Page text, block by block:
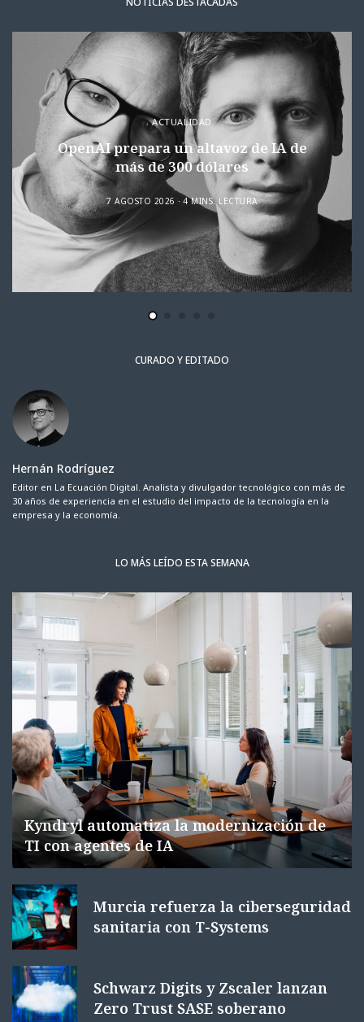
ACTUALIDAD
OpenAI prepara un altavoz de IA de
más de 300 dólares
7 AGOSTO 2026 4 MINS. LECTURA
CURADO Y EDITADO
Hernán Rodríguez
Editor en La Ecuación Digital. Analista y divulgador tecnológico con más de
30 años de experiencia en el estudio del impacto de la tecnología en la
empresa y la economía.
LO MÁS LEÍDO ESTA SEMANA
Kyndryl automatiza la modernización de
TI con agentes de IA
Murcia refuerza la ciberseguridad
sanitaria con T-Systems
Schwarz Digits y Zscaler lanzan
Zero Trust SASE soberano